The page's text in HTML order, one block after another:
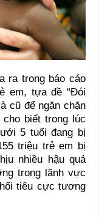
ra trong báo cáo
em, tựa đề “Đói
cũ để ngăn chặn
cho biết trong lúc
5 tuổi đang bị
triệu trẻ em bị
nhiều hậu quả
trong lãnh vực
tiêu cực tương